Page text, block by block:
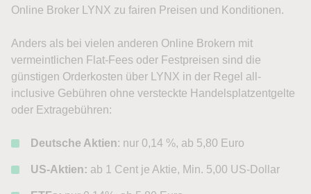
Online Broker LYNX zu fairen Preisen und Konditionen.
Anders als bei vielen anderen Online Brokern mit
vermeintlichen Flat-Fees oder Festpreisen sind die
günstigen Orderkosten über LYNX in der Regel all-
inclusive Gebühren ohne versteckte Handelsplatzentgelte
oder Extragebühren:
Deutsche Aktien: nur 0,14 %, ab 5,80 Euro
US-Aktien: ab 1 Cent je Aktie, Min. 5,00 US-Dollar